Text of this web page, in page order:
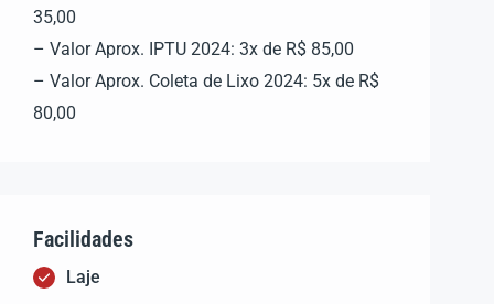
35,00
– Valor Aprox. IPTU 2024: 3x de R$ 85,00
– Valor Aprox. Coleta de Lixo 2024: 5x de R$
80,00
Facilidades
Laje